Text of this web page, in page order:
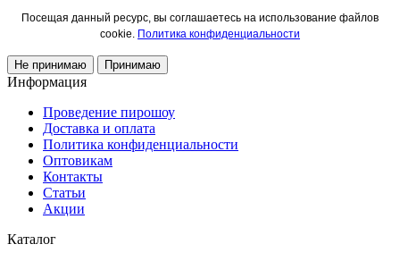
Посещая данный ресурс, вы соглашаетесь на использование файлов
cookie. Политика конфиденциальности
Не принимаю Принимаю
Информация
Проведение пирошоу
Доставка и оплата
Политика конфиденциальности
Оптовикам
Контакты
Статьи
Акции
Каталог